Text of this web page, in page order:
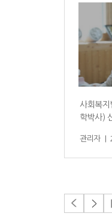
사회복지
학박사)
관리자 |